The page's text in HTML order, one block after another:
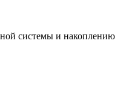
системы и накоплению